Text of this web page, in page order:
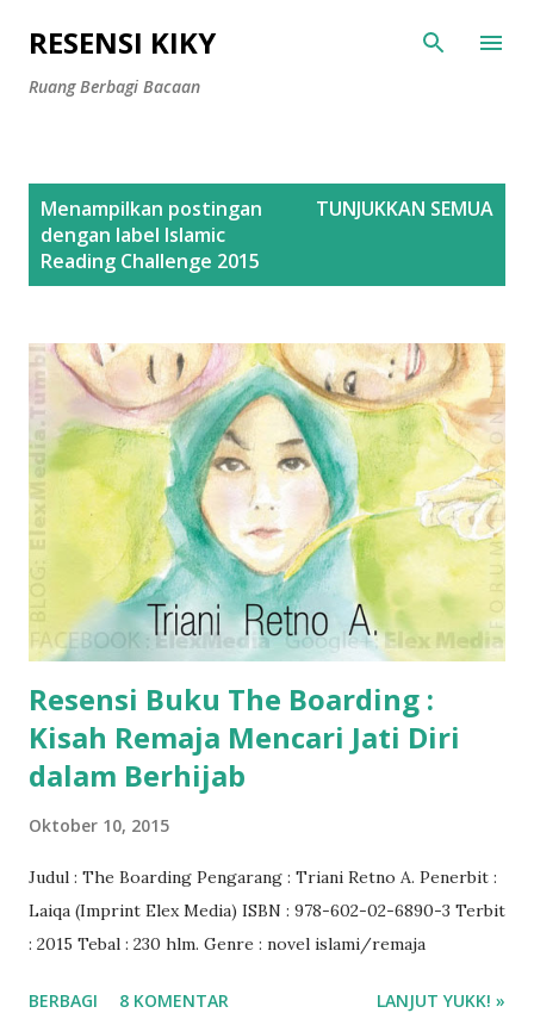
Langsung ke konten utama
RESENSI KIKY
Ruang Berbagi Bacaan
Menampilkan postingan
dengan label Islamic
Reading Challenge 2015
TUNJUKKAN SEMUA
Resensi Buku The Boarding :
Kisah Remaja Mencari Jati Diri
dalam Berhijab
Oktober 10, 2015
Judul : The Boarding Pengarang : Triani Retno A. Penerbit :
Laiqa (Imprint Elex Media) ISBN : 978-602-02-6890-3 Terbit
: 2015 Tebal : 230 hlm. Genre : novel islami/remaja
BERBAGI 8 KOMENTAR LANJUT YUKK! »